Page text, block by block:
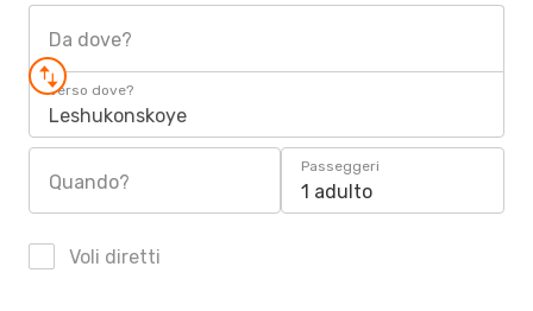
Da dove?
Verso dove?
Leshukonskoye
Quando?
Passeggeri
1 adulto
Voli diretti